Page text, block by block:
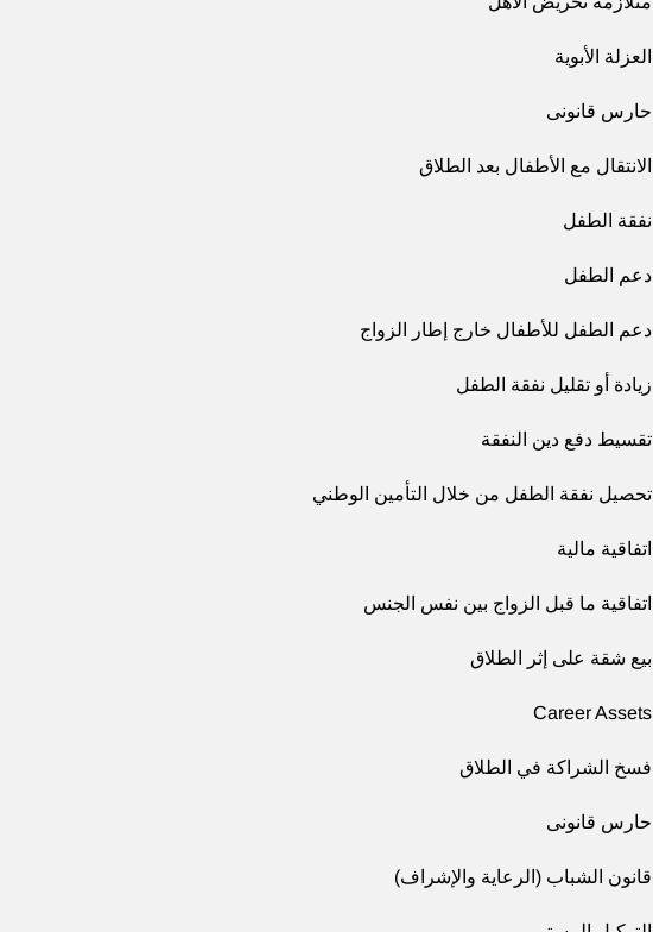
العزلة الأبوية
حارس قانونى
الانتقال مع الأطفال بعد الطلاق
نفقة الطفل
دعم الطفل
دعم الطفل للأطفال خارج إطار الزواج
زيادة أو تقليل نفقة الطفل
تقسيط دفع دين النفقة
تحصيل نفقة الطفل من خلال التأمين الوطني
اتفاقية مالية
اتفاقية ما قبل الزواج بين نفس الجنس
بيع شقة على إثر الطلاق
Career Assets
فسخ الشراكة في الطلاق
حارس قانونى
قانون الشباب (الرعاية والإشراف)